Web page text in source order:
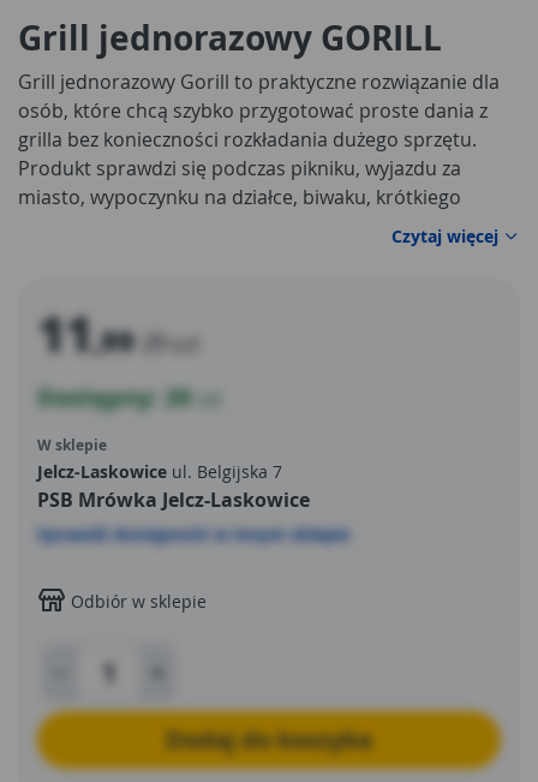
Grill jednorazowy GORILL
Grill jednorazowy Gorill to praktyczne rozwiązanie dla
osób, które chcą szybko przygotować proste dania z
grilla bez konieczności rozkładania dużego sprzętu.
Produkt sprawdzi się podczas pikniku, wyjazdu za
miasto, wypoczynku na działce, biwaku, krótkiego
spotkania w ogrodzie lub spontanicznego posiłku na
jest wygodny
brak potrzeby późniejszego czyszczenia rusztu oraz
paleniska.
Czytaj więcej
11,99 zł
Dostępny: 20
W sklepie
Jelcz-Laskowice ul. Belgijska 7
PSB Mrówka Jelcz-Laskowice
Sprawdź dostępność w innym sklepie
Odbiór w sklepie
Dodaj do koszyka